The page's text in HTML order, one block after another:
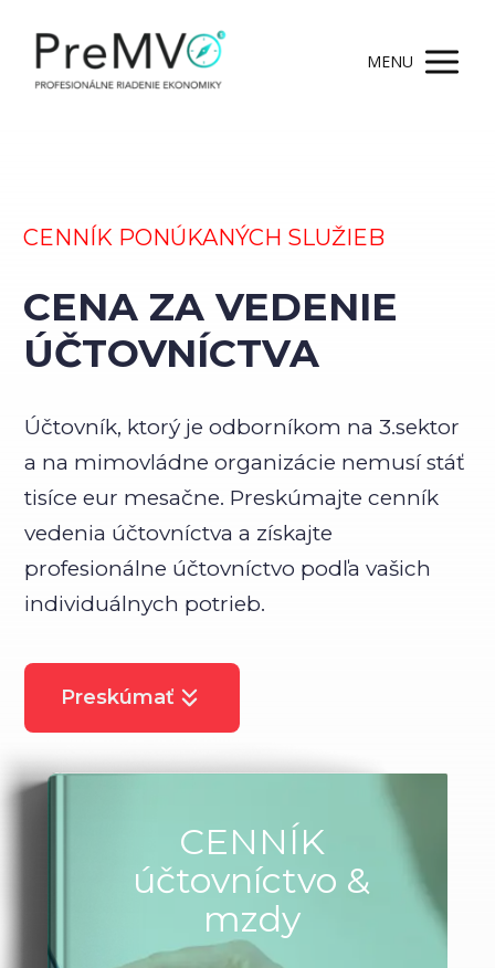
MENU
CENNÍK PONÚKANÝCH SLUŽIEB
CENA ZA VEDENIE
ÚČTOVNÍCTVA
Účtovník, ktorý je odborníkom na 3.sektor
a na mimovládne organizácie nemusí stáť
tisíce eur mesačne. Preskúmajte cenník
vedenia účtovníctva a získajte
profesionálne účtovníctvo podľa vašich
individuálnych potrieb.
Preskúmať
CENNÍK
účtovníctvo &
mzdy